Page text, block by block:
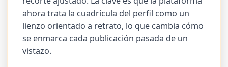
ahora trata la cuadrícula del perfil como un
lienzo orientado a retrato, lo que cambia cómo
se enmarca cada publicación pasada de un
vistazo.